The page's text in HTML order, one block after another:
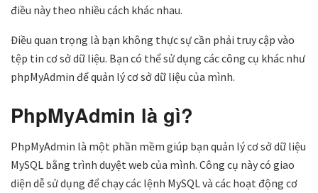
điều này theo nhiều cách khác nhau.
Điều quan trọng là bạn không thực sự cần phải truy cập vào
tệp tin cơ sở dữ liệu. Bạn có thể sử dụng các công cụ khác như
phpMyAdmin để quản lý cơ sở dữ liệu của mình.
PhpMyAdmin là gì?
PhpMyAdmin là một phần mềm giúp bạn quản lý cơ sở dữ liệu
MySQL bằng trình duyệt web của mình. Công cụ này có giao
diện dễ sử dụng để chạy các lệnh MySQL và các hoạt động cơ